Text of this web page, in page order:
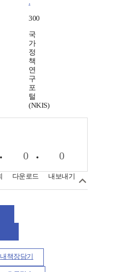
.
300
국
가
정
책
연
구
포
털
(NKIS)
0
다운로드
0
내보내기
내책장담기